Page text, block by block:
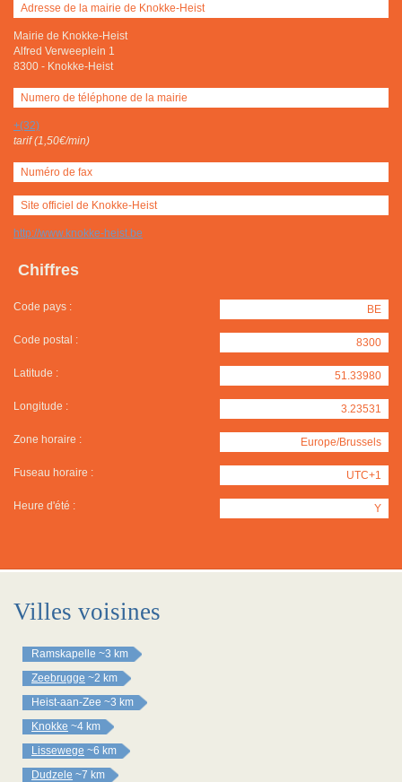
Adresse de la mairie de Knokke-Heist
Mairie de Knokke-Heist
Alfred Verweeplein 1
8300 - Knokke-Heist
Numero de téléphone de la mairie
+(32)
tarif (1,50€/min)
Numéro de fax
Site officiel de Knokke-Heist
http://www.knokke-heist.be
Chiffres
Code pays : BE
Code postal : 8300
Latitude : 51.33980
Longitude : 3.23531
Zone horaire : Europe/Brussels
Fuseau horaire : UTC+1
Heure d'été : Y
Villes voisines
Ramskapelle ~3 km
Zeebrugge ~2 km
Heist-aan-Zee ~3 km
Knokke ~4 km
Lissewege ~6 km
Dudzele ~7 km